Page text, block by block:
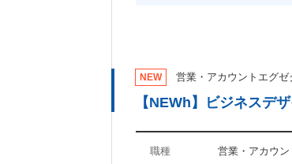
NEW 営業・アカウントエグ
【NEWh】ビジネス
職種 営業・アカウ